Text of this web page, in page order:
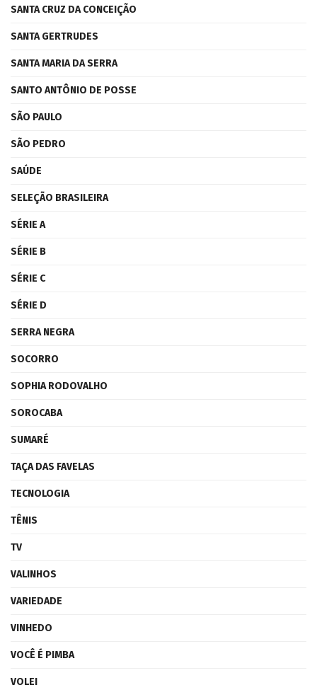
SANTA CRUZ DA CONCEIÇÃO
SANTA GERTRUDES
SANTA MARIA DA SERRA
SANTO ANTÔNIO DE POSSE
SÃO PAULO
SÃO PEDRO
SAÚDE
SELEÇÃO BRASILEIRA
SÉRIE A
SÉRIE B
SÉRIE C
SÉRIE D
SERRA NEGRA
SOCORRO
SOPHIA RODOVALHO
SOROCABA
SUMARÉ
TAÇA DAS FAVELAS
TECNOLOGIA
TÊNIS
TV
VALINHOS
VARIEDADE
VINHEDO
VOCÊ É PIMBA
VOLEI